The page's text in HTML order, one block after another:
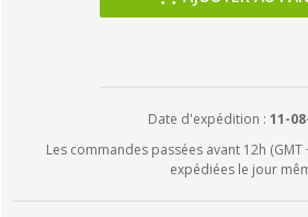
Date d'expédition : 11-
Les commandes passées avant 12h
expédiées le jour